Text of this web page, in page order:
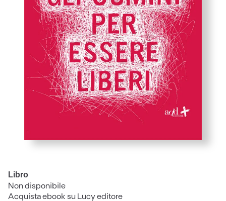
Libro
Non disponibile
Acquista ebook su Lucy editore